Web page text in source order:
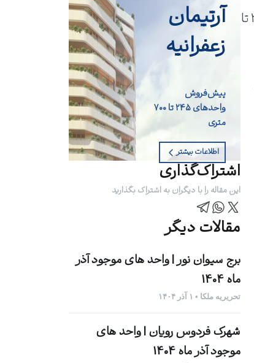
برج گلدن کسل ولنجک یکی از پروژه‌های لوکس شمال تهران است. این برج ۱۵ طبقه با ۱۷ واحد از ۲۵۷ تا
آرتیمان
زعفرانیه
پیش‌فروش
واحد‌های ۲۴۵ تا ۷۰۰
متری
اطلاعات بیشتر
اشتراک‌گذاری
این مقاله را با دیگران به اشتراک بگذارید
مقالات دیگر
برج سیوان نور | واحد های موجود آذر
ماه 1404
تحریریه ملکا • ۱ آذر ۱۴۰۴
شهرک فردوس رویان | واحد های
موجود آذر ماه 1404